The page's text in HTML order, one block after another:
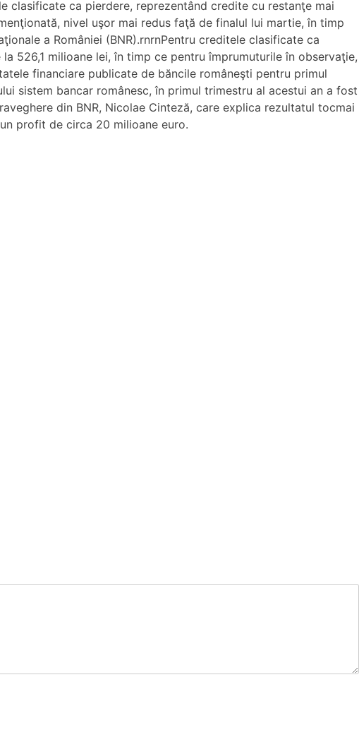
clasificate ca pierdere, reprezentând credite cu restanţe mai
nivel uşor mai redus faţă de finalul lui martie, în timp
a României (BNR).rnrnPentru creditele clasificate ca
526,1 milioane lei, în timp ce pentru împrumuturile în observaţie,
financiare publicate de băncile româneşti pentru primul
sistem bancar românesc, în primul trimestru al acestui an a fost
din BNR, Nicolae Cinteză, care explica rezultatul tocmai
profit de circa 20 milioane euro.